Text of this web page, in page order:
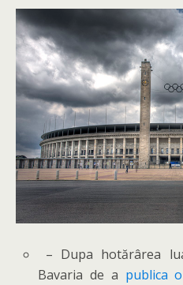
– Dupa hotărârea
Bavaria de a publica